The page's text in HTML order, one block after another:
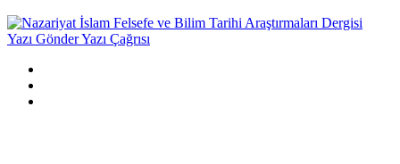
Yazı GönderYazı Çağrısı